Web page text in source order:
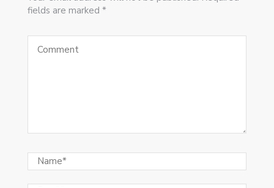
fields are marked *